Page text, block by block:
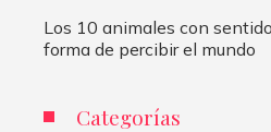
Los 10 animales con
forma de percibir el mundo
Categorías